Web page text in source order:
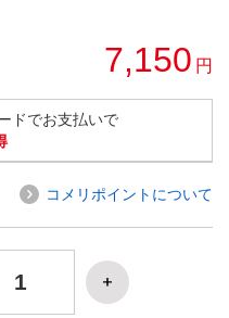
7,150 円
ドでお支払いで
コメリポイントについて